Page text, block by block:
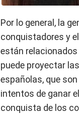
Por lo general, la
conquistadores y
están
puede proyectar
españolas, que
intentos de ganar
conquista de los